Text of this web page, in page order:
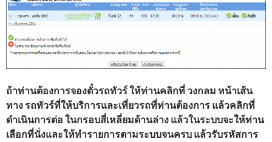
ถ้าท่านต้องการจองตั๋วรถทัวร์ ให้ท่านคลิกที่ วงกลม หน้าเส้น
ทาง รถทัวร์ที่ให้บริการและเที่ยวรถที่ท่านต้องการ แล้วคลิกที่
ดำเนินการต่อ ในกรอบสี่เหลี่ยมด้านล่าง แล้วในระบบจะให้ท่าน
เลือกที่นั่งและให้ทำรายการตามระบบจนครบ แล้วรับรหัสการ